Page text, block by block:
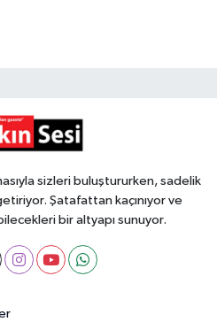
sizleri buluştururken, sadelik
Şatafattan kaçınıyor ve
bir altyapı sunuyor.